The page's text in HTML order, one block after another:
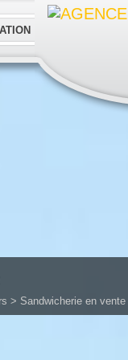
> Sandwicherie en vente